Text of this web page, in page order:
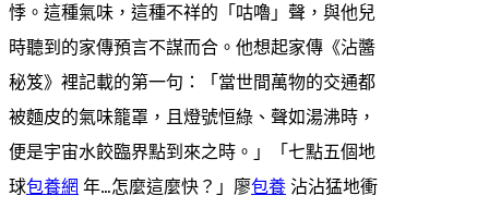
悸。這種氣味，這種不祥的「咕嚕」聲，與他兒
時聽到的家傳預言不謀而合。他想起家傳《沾醬
秘笈》裡記載的第一句：「當世間萬物的交通都
被麵皮的氣味籠罩，且燈號恒綠、聲如湯沸時，
便是宇宙水餃臨界點到來之時。」「七點五個地
球包養網 年…怎麼這麼快？」廖包養 沾沾猛地衝